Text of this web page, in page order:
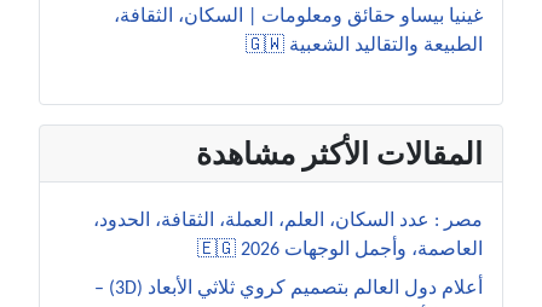
غينيا بيساو حقائق ومعلومات | السكان، الثقافة،
الطبيعة والتقاليد الشعبية 🇬🇼
المقالات الأكثر مشاهدة
مصر : عدد السكان، العلم، العملة، الثقافة، الحدود،
العاصمة، وأجمل الوجهات 2026 🇪🇬
أعلام دول العالم بتصميم كروي ثلاثي الأبعاد (3D) –